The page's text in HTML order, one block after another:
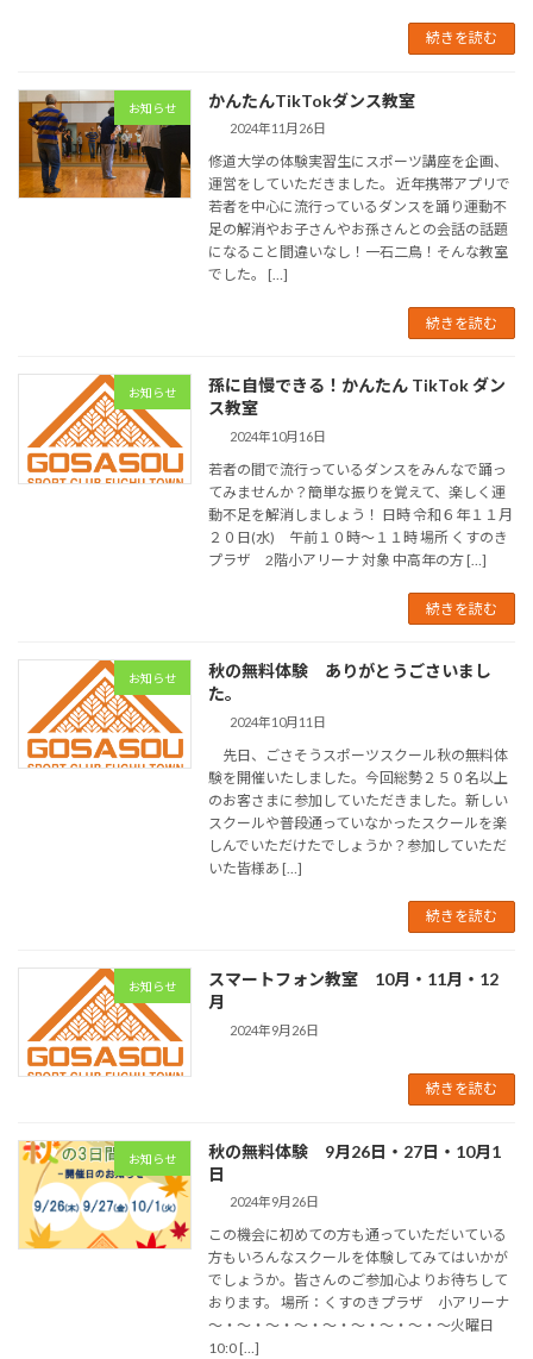
続きを読む
お知らせ かんたんTikTokダンス教室
2024年11月26日
修道大学の体験実習生にスポーツ講座を企画、
運営をしていただきました。 近年携帯アプリで
若者を中心に流行っているダンスを踊り運動不
足の解消やお子さんやお孫さんとの会話の話題
になること間違いなし！一石二鳥！そんな教室
でした。 […]
続きを読む
お知らせ
孫に自慢できる！かんたん TikTok ダン
ス教室
2024年10月16日
若者の間で流行っているダンスをみんなで踊っ
てみませんか？簡単な振りを覚えて、楽しく運
動不足を解消しましょう！ 日時 令和６年１１月
２０日(水) 午前１０時～１１時 場所 くすのき
プラザ 2階小アリーナ 対象 中高年の方 […]
続きを読む
お知らせ
秋の無料体験 ありがとうごさいまし
た。
2024年10月11日
先日、ごさそうスポーツスクール秋の無料体
験を開催いたしました。今回総勢２５０名以上
のお客さまに参加していただきました。新しい
スクールや普段通っていなかったスクールを楽
しんでいただけたでしょうか？参加していただ
いた皆様あ […]
続きを読む
お知らせ
スマートフォン教室 10月・11月・12
月
2024年9月26日
続きを読む
お知らせ
秋の無料体験 9月26日・27日・10月1
日
2024年9月26日
この機会に初めての方も通っていただいている
方もいろんなスクールを体験してみてはいかが
でしょうか。皆さんのご参加心よりお待ちして
おります。 場所：くすのきプラザ 小アリーナ
～・～・～・～・～・～・～・～・～火曜日
10:0 […]